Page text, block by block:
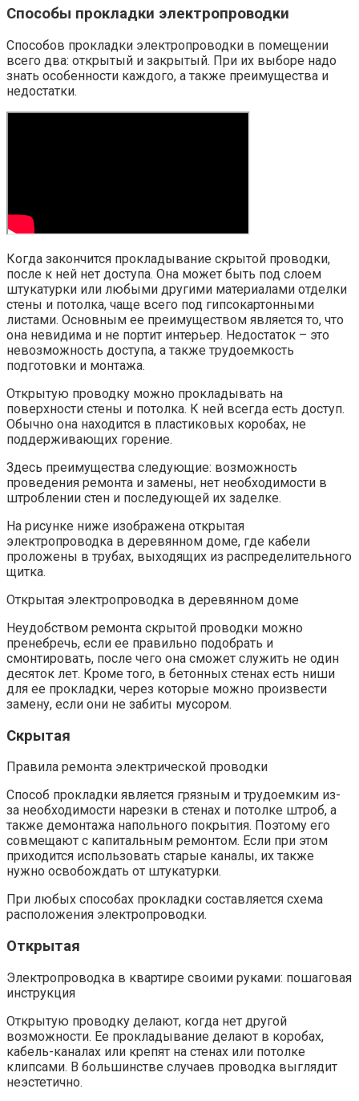
Способы прокладки электропроводки
Способов прокладки электропроводки в помещении
всего два: открытый и закрытый. При их выборе надо
знать особенности каждого, а также преимущества и
недостатки.
Когда закончится прокладывание скрытой проводки,
после к ней нет доступа. Она может быть под слоем
штукатурки или любыми другими материалами отделки
стены и потолка, чаще всего под гипсокартонными
листами. Основным ее преимуществом является то, что
она невидима и не портит интерьер. Недостаток – это
невозможность доступа, а также трудоемкость
подготовки и монтажа.
Открытую проводку можно прокладывать на
поверхности стены и потолка. К ней всегда есть доступ.
Обычно она находится в пластиковых коробах, не
поддерживающих горение.
Здесь преимущества следующие: возможность
проведения ремонта и замены, нет необходимости в
штроблении стен и последующей их заделке.
На рисунке ниже изображена открытая
электропроводка в деревянном доме, где кабели
проложены в трубах, выходящих из распределительного
щитка.
Открытая электропроводка в деревянном доме
Неудобством ремонта скрытой проводки можно
пренебречь, если ее правильно подобрать и
смонтировать, после чего она сможет служить не один
десяток лет. Кроме того, в бетонных стенах есть ниши
для ее прокладки, через которые можно произвести
замену, если они не забиты мусором.
Скрытая
Правила ремонта электрической проводки
Способ прокладки является грязным и трудоемким из-
за необходимости нарезки в стенах и потолке штроб, а
также демонтажа напольного покрытия. Поэтому его
совмещают с капитальным ремонтом. Если при этом
приходится использовать старые каналы, их также
нужно освобождать от штукатурки.
При любых способах прокладки составляется схема
расположения электропроводки.
Открытая
Электропроводка в квартире своими руками: пошаговая
инструкция
Открытую проводку делают, когда нет другой
возможности. Ее прокладывание делают в коробах,
кабель-каналах или крепят на стенах или потолке
клипсами. В большинстве случаев проводка выглядит
неэстетично.